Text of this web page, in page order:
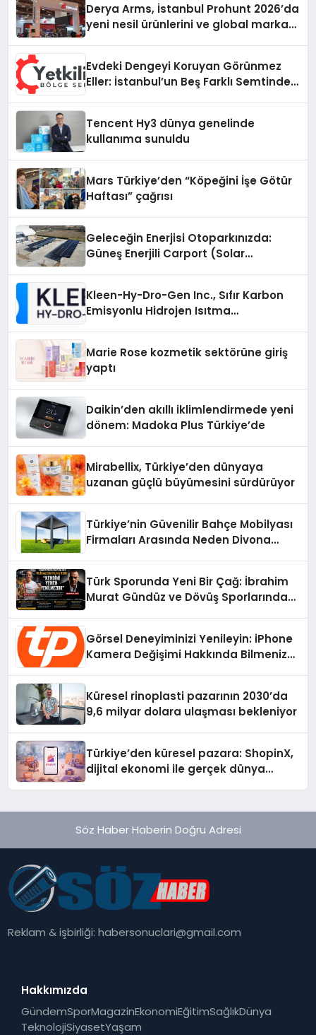
Derya Arms, İstanbul Prohunt 2026’da
yeni nesil ürünlerini ve global marka
Evdeki Dengeyi Koruyan Görünmez
Eller: İstanbul’un Beş Farklı Semtinde
Tencent Hy3 dünya genelinde
kullanıma sunuldu
Mars Türkiye’den “Köpeğini İşe Götür
Haftası” çağrısı
Geleceğin Enerjisi Otoparkınızda:
Güneş Enerjili Carport (Solar
Kleen-Hy-Dro-Gen Inc., Sıfır Karbon
Emisyonlu Hidrojen Isıtma
Marie Rose kozmetik sektörüne giriş
yaptı
Daikin’den akıllı iklimlendirmede yeni
dönem: Madoka Plus Türkiye’de
Mirabellix, Türkiye’den dünyaya
uzanan güçlü büyümesini sürdürüyor
Türkiye’nin Güvenilir Bahçe Mobilyası
Firmaları Arasında Neden Divona
Türk Sporunda Yeni Bir Çağ: İbrahim
Murat Gündüz ve Dövüş Sporlarında
Görsel Deneyiminizi Yenileyin: iPhone
Kamera Değişimi Hakkında Bilmeniz
Küresel rinoplasti pazarının 2030’da
9,6 milyar dolara ulaşması bekleniyor
Türkiye’den küresel pazara: ShopinX,
dijital ekonomi ile gerçek dünya
Söz Haber Haberin Doğru Adresi
Reklam & işbirliği:habersonuclari@gmail.com
Hakkımızda
GündemSporMagazinEkonomiEğitimSağlıkDünya
TeknolojiSiyasetYaşam